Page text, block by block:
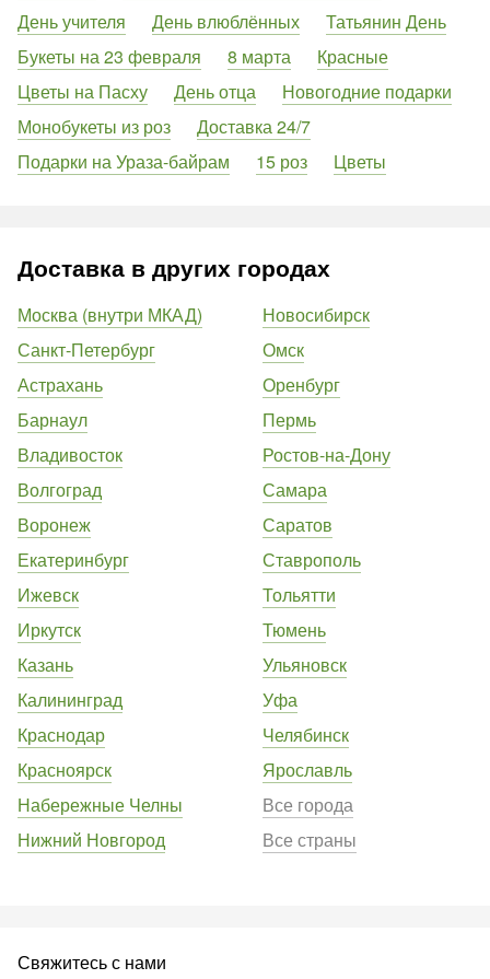
День учителя
День влюблённых
Татьянин День
Букеты на 23 февраля
8 марта
Красные
Цветы на Пасху
День отца
Новогодние подарки
Монобукеты из роз
Доставка 24/7
Подарки на Ураза-байрам
15 роз Цветы
Доставка в других городах
Москва (внутри МКАД)
Санкт-Петербург
Астрахань
Барнаул
Владивосток
Волгоград
Воронеж
Екатеринбург
Ижевск
Иркутск
Казань
Калининград
Краснодар
Красноярск
Набережные Челны
Нижний Новгород
Новосибирск
Омск
Оренбург
Пермь
Ростов-на-Дону
Самара
Саратов
Ставрополь
Тольятти
Тюмень
Ульяновск
Уфа
Челябинск
Ярославль
Все города
Все страны
Свяжитесь с нами